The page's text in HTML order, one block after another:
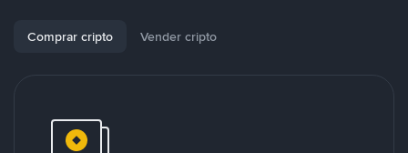
Comprar cripto Vender cripto